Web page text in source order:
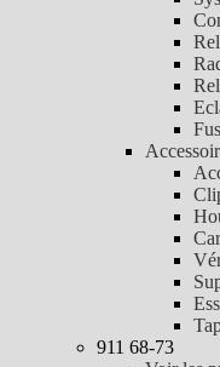
911 68-73